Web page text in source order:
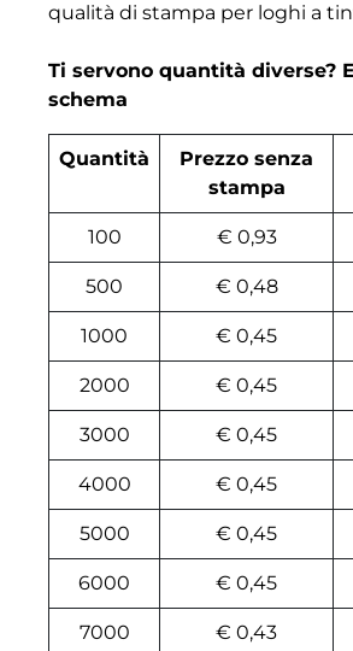
qualità di stampa per loghi a
Ti servono quantità diverse?
schema
Quantità
Prezzo senza
stampa
100 € 0,93
500 € 0,48
1000 € 0,45
2000 € 0,45
3000 € 0,45
4000 € 0,45
5000 € 0,45
6000 € 0,45
7000 € 0,43